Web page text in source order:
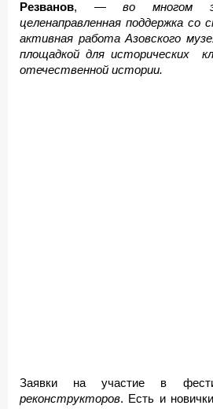
Резванов, —во многом
целенаправленная поддержка
активная работа Азовского
площадкой для исторических
отечественной истории.
Заявки на участие в
реконструкторов. Есть и